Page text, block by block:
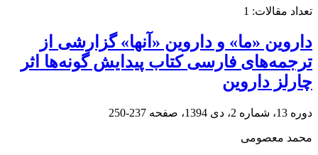
تعداد مقالات: 1
داروین «ما» و داروین «آنها» گزارشی از
ترجمه‌های فارسی کتاب پیدایش گونه‌ها اثر
چارلز داروین
دوره 13، شماره 2، دی 1394، صفحه 237-250
محمد معصومی